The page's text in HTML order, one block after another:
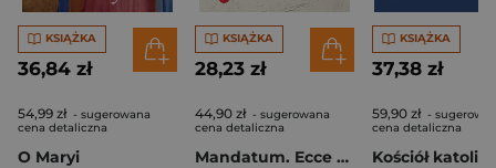
KSIĄŻKA
36,84 zł
54,99 zł - sugerowana
cena detaliczna
O Maryi
KSIĄŻKA
28,23 zł
44,90 zł - sugerowana
cena detaliczna
Mandatum. Ecce Homo
KSIĄŻKA
37,38 zł
59,90 zł -
cena detaliczna